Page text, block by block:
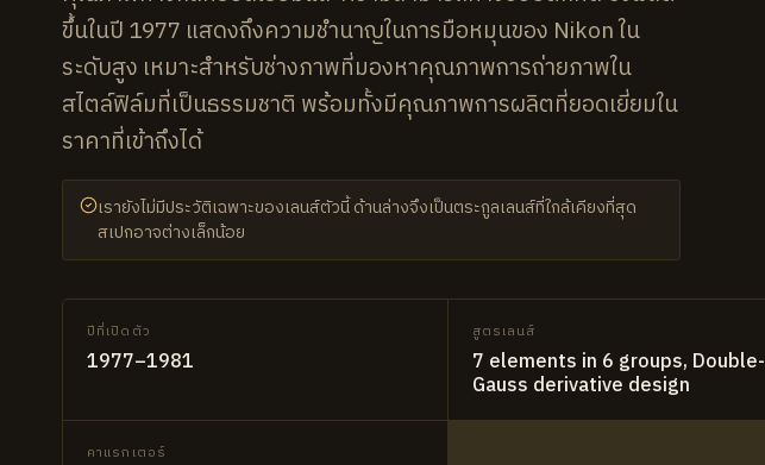
ขึ้นในปี 1977 แสดงถึงความชำนาญในการมือหมุนของ Nikon ใน
ระดับสูง เหมาะสำหรับช่างภาพที่มองหาคุณภาพการถ่ายภาพใน
สไตล์ฟิล์มที่เป็นธรรมชาติ พร้อมทั้งมีคุณภาพการผลิตที่ยอดเยี่ยมใน
ราคาที่เข้าถึงได้
เรายังไม่มีประวัติเฉพาะของเลนส์ตัวนี้ ด้านล่างจึงเป็นตระกูลเลนส์ที่ใกล้เคียงที่สุด
สเปกอาจต่างเล็กน้อย
ปีที่เปิดตัว
1977–1981
สูตรเลนส์
7 elements in 6 groups, Double-
Gauss derivative design
คาแรกเตอร์